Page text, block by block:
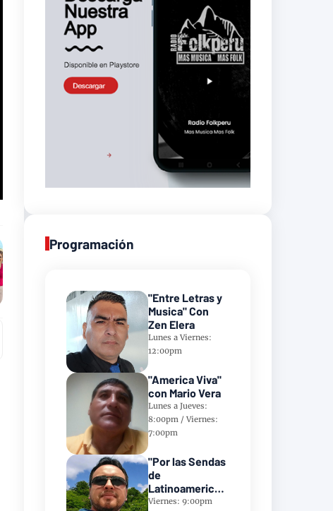
Programación
"Entre Letras y
Musica" Con
Zen Elera
Lunes a Viernes:
12:00pm
"America Viva"
con Mario Vera
Lunes a Jueves:
8:00pm / Viernes:
7:00pm
"Por las Sendas
de
Latinoamerica"
Con Frank
Viernes: 9:00pm